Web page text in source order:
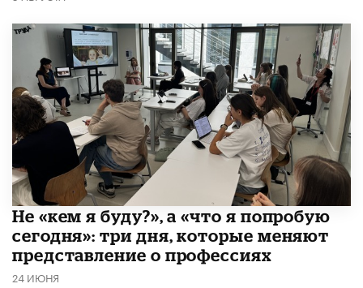
Не «кем я буду?», а «что я попробую
сегодня»: три дня, которые меняют
представление о профессиях
24 ИЮНЯ